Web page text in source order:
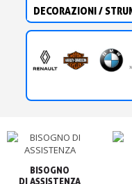
DECORAZIONI /
BISOGNO